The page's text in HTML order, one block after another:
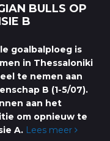
BULLS OP
B
goalbalploeg is
in Thessaloniki
te nemen aan
B (1-5/07).
aan het
om opnieuw te
A. Lees meer